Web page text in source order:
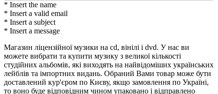
* Insert the name
* Insert a valid email
* Insert a subject
* Insert a message
Магазин ліцензійної музики на cd, вінілі і dvd. У нас ви
можете вибрати та купити музику з великої кількості
студійних альбомів, які виходять на найвідоміших українських
лейблів та імпортних видань. Обраний Вами товар може бути
доставлений кур'єром по Києву, якщо замовлення по Україні,
то воно буде відповідним чином упаковано і відправлено